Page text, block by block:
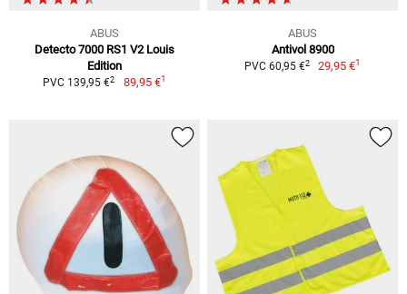
ABUS
Detecto 7000 RS1 V2 Louis
Edition
PVC 139,95 €2 89,95 €1
ABUS
Antivol 8900
PVC 60,95 €2 29,95 €1